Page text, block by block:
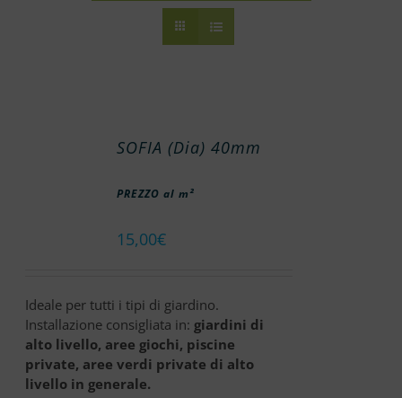
SOFIA (Dia) 40mm
PREZZO al m²
15,00€
Ideale per tutti i tipi di giardino.
Installazione consigliata in: giardini di
alto livello, aree giochi, piscine
private, aree verdi private di alto
livello in generale.